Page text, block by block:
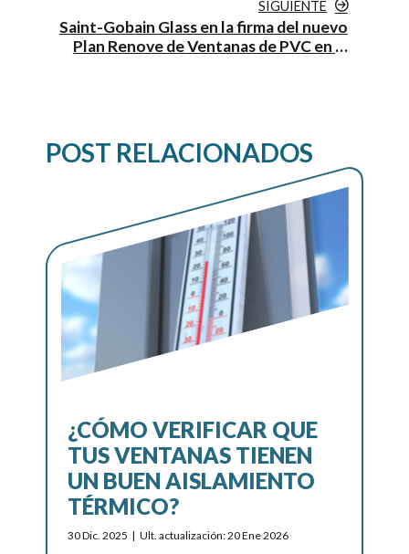
SIGUIENTE
Saint-Gobain Glass en la firma del nuevo
Plan Renove de Ventanas de PVC en la
POST RELACIONADOS
¿CÓMO VERIFICAR QUE
TUS VENTANAS TIENEN
UN BUEN AISLAMIENTO
TÉRMICO?
30 Dic. 2025 Ult. actualización: 20 Ene 2026